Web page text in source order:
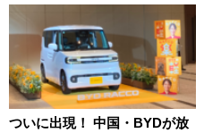
ついに出現！ 中国・BYDが放